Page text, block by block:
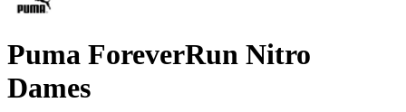
Puma ForeverRun Nitro
Dames